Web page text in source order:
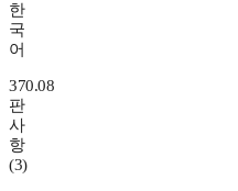
한
국
어
370.08
판
사
항
(3)